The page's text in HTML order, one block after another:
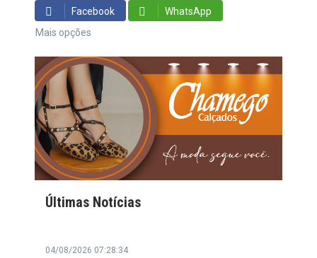
Facebook
WhatsApp
Mais opções
Últimas Notícias
04/08/2026 07:28:34